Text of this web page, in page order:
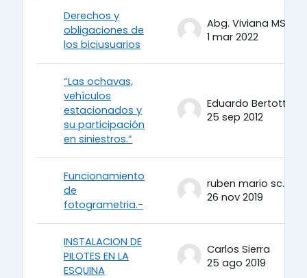
Derechos y
obligaciones de
los biciusuarios
1 mar 2022
“Las ochavas,
vehículos
estacionados y
su participación
en siniestros.”
Eduardo Bertotti
25 sep 2012
Funcionamiento
de
fotogrametria.-
ruben mario scalese
26 nov 2019
INSTALACION DE
PILOTES EN LA
ESQUINA
Carlos Sierra
25 ago 2019